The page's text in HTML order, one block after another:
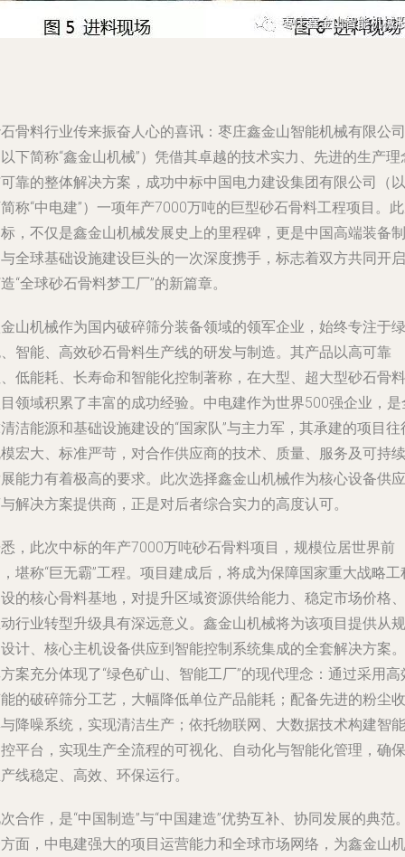
骨料行业传来振奋人心的喜讯：枣庄鑫金山智能机械有限公司
下简称“鑫金山机械”）凭借其卓越的技术实力、先进的生产理
靠的整体解决方案，成功中标中国电力建设集团有限公司（以
称“中电建”）一项年产7000万吨的巨型砂石骨料工程项目。
，不仅是鑫金山机械发展史上的里程碑，更是中国高端装备制
全球基础设施建设巨头的一次深度携手，标志着双方共同开启
“全球砂石骨料梦工厂”的新篇章。
山机械作为国内破碎筛分装备领域的领军企业，始终专注于绿
智能、高效砂石骨料生产线的研发与制造。其产品以高可靠
低能耗、长寿命和智能化控制著称，在大型、超大型砂石骨料
领域积累了丰富的成功经验。中电建作为世界500强企业，是
洁能源和基础设施建设的“国家队”与主力军，其承建的项目往
宏大、标准严苛，对合作供应商的技术、质量、服务及可持续
能力有着极高的要求。此次选择鑫金山机械作为核心设备供应
解决方案提供商，正是对后者综合实力的高度认可。
，此次中标的年产7000万吨砂石骨料项目，规模位居世界前
堪称“巨无霸”工程。项目建成后，将成为保障国家重大战略工
的核心骨料基地，对提升区域资源供给能力、稳定市场价格、
行业转型升级具有深远意义。鑫金山机械将为该项目提供从规
计、核心主机设备供应到智能控制系统集成的全套解决方案。
案充分体现了“绿色矿山、智能工厂”的现代理念：通过采用高
的破碎筛分工艺，大幅降低单位产品能耗；配备先进的粉尘收
降噪系统，实现清洁生产；依托物联网、大数据技术构建智能
平台，实现生产全流程的可视化、自动化与智能化管理，确保
线稳定、高效、环保运行。
合作，是“中国制造”与“中国建造”优势互补、协同发展的典范
面，中电建强大的项目运营能力和全球市场网络，为鑫金山机